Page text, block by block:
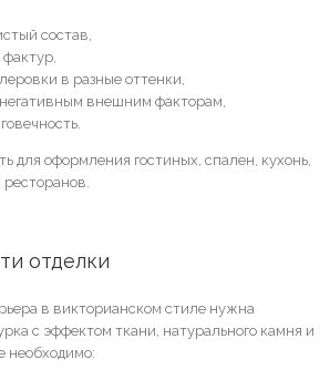
состав,
в разные оттенки,
внешним факторам,
для оформления гостиных, спален, кухонь,
отделки
в викторианском стиле нужна
с эффектом ткани, натурального камня и
необходимо: